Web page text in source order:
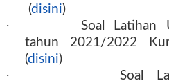
(disini)
·
Soal Latihan
tahun 2021/2022
(disini)
·
Soal